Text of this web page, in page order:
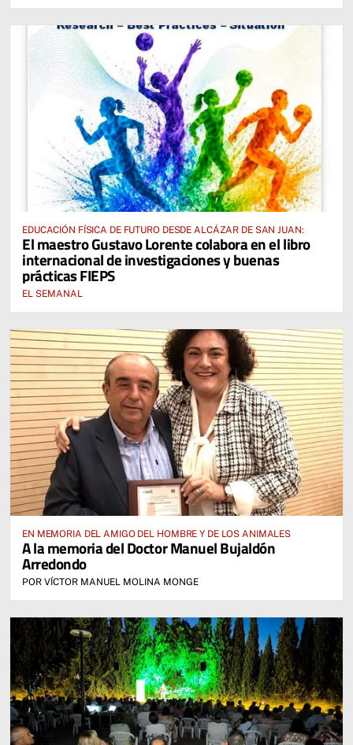
EDUCACIÓN FÍSICA DE FUTURO DESDE ALCÁZAR DE SAN JUAN:
El maestro Gustavo Lorente colabora en el libro
internacional de investigaciones y buenas
prácticas FIEPS
EL SEMANAL
EN MEMORIA DEL AMIGO DEL HOMBRE Y DE LOS ANIMALES
A la memoria del Doctor Manuel Bujaldón
Arredondo
POR VÍCTOR MANUEL MOLINA MONGE